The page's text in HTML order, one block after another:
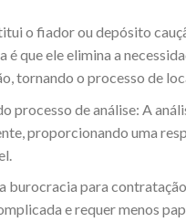
o fiador ou depósito
é que ele elimina a
tornando o processo de
processo de análise: A
proporcionando uma
burocracia para
e requer menos